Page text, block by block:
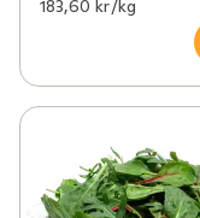
183,60 kr /kg